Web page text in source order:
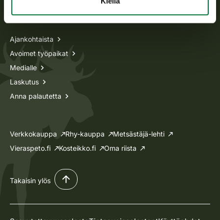
Tietoa meistä
Ajankohtaista
Avoimet työpaikat
Medialle
Laskutus
Anna palautetta
Verkkokauppa Rhy-kauppa
Metsästäjä-lehti
Vieraspeto.fi
Kosteikko.fi Oma riista
Takaisin ylös